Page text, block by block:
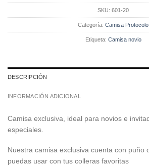
SKU: 601-20
Categoría: Camisa Protocolo
Etiqueta: Camisa novio
DESCRIPCIÓN
INFORMACIÓN ADICIONAL
Camisa exclusiva, ideal para novios e
especiales.
Nuestra camisa exclusiva cuenta con puño
puedas usar con tus colleras favoritas